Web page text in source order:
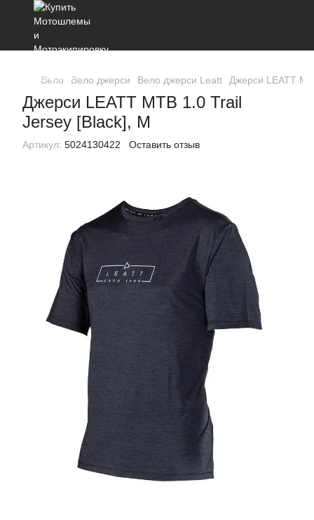
Вело Вело джерси Вело джерси Leatt Джерси LEATT
Джерси LEATT MTB 1.0 Trail
Jersey [Black], M
Артикул: 5024130422 Оставить отзыв